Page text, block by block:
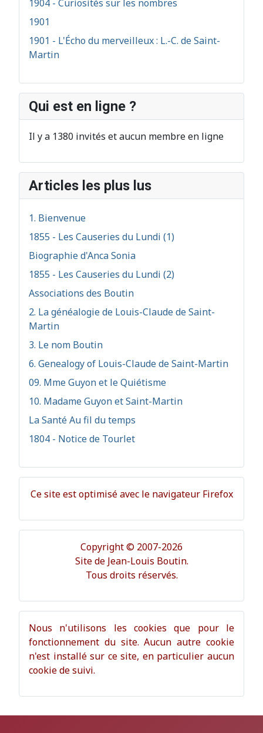
1904 - Curiosités sur les nombres
1901
1901 - L'Écho du merveilleux : L.-C. de Saint-
Martin
Qui est en ligne ?
Il y a 1380 invités et aucun membre en ligne
Articles les plus lus
1. Bienvenue
1855 - Les Causeries du Lundi (1)
Biographie d'Anca Sonia
1855 - Les Causeries du Lundi (2)
Associations des Boutin
2. La généalogie de Louis-Claude de Saint-
Martin
3. Le nom Boutin
6. Genealogy of Louis-Claude de Saint-Martin
09. Mme Guyon et le Quiétisme
10. Madame Guyon et Saint-Martin
La Santé Au fil du temps
1804 - Notice de Tourlet
Ce site est optimisé avec le navigateur Firefox
Copyright © 2007-2026
Site de Jean-Louis Boutin.
Tous droits réservés.
Nous n'utilisons les cookies que pour le
fonctionnement du site. Aucun autre cookie
n'est installé sur ce site, en particulier aucun
cookie de suivi.